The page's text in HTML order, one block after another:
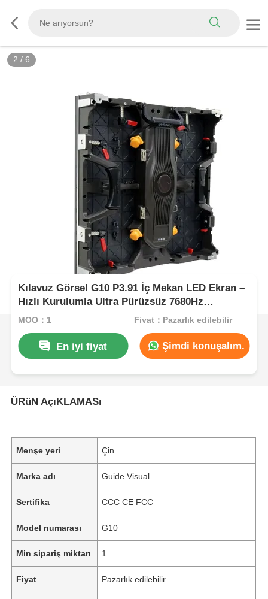
2 / 6
Kılavuz Görsel G10 P3.91 İç Mekan LED Ekran –
Hızlı Kurulumla Ultra Pürüzsüz 7680Hz
Performans
MOQ：1 Fiyat：Pazarlık edilebilir
En iyi fiyat Şimdi konuşalım.
ÜRüN AçıKLAMASı
Menşe yeri Çin
Marka adı Guide Visual
Sertifika CCC CE FCC
Model numarası G10
Min sipariş miktarı 1
Fiyat Pazarlık edilebilir